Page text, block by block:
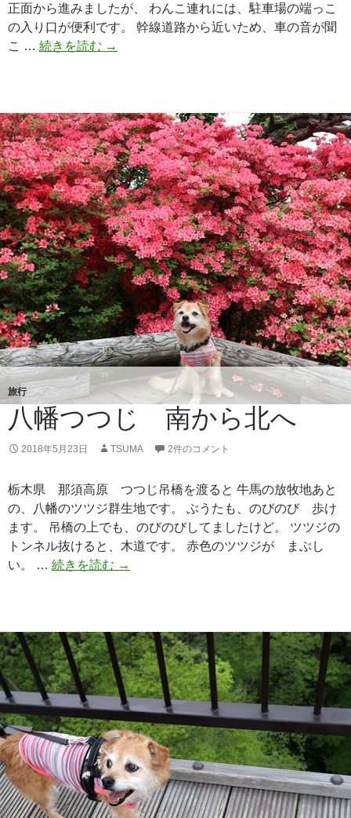
正面から進みましたが、 わんこ連れには、駐車場の端っこ
の入り口が便利です。 幹線道路から近いため、車の音が聞
こ … 続きを読む カ
ガ
ー
デ
ン
し
ら
さ
ぎ
邸
→
旅行
八幡つつじ 南から北へ
2018年5月23日 TSUMA 2件のコメント
栃木県 那須高原 つつじ吊橋を渡ると 牛馬の放牧地あと
の、八幡のツツジ群生地です。 ぶうたも、のびのび 歩け
ます。 吊橋の上でも、のびのびしてましたけど。 ツツジの
トンネル抜けると、木道です。 赤色のツツジが まぶし
い。 … 続きを読む 八
じ
南
か
ら
北
へ
→